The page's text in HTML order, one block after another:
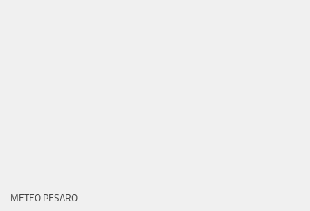
METEO PESARO